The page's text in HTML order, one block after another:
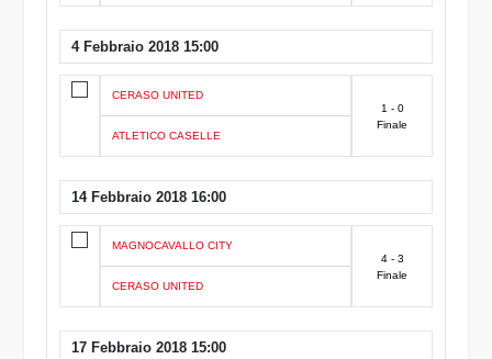
4 Febbraio 2018 15:00
CERASO UNITED
ATLETICO CASELLE
1 - 0
Finale
14 Febbraio 2018 16:00
MAGNOCAVALLO CITY
CERASO UNITED
4 - 3
Finale
17 Febbraio 2018 15:00